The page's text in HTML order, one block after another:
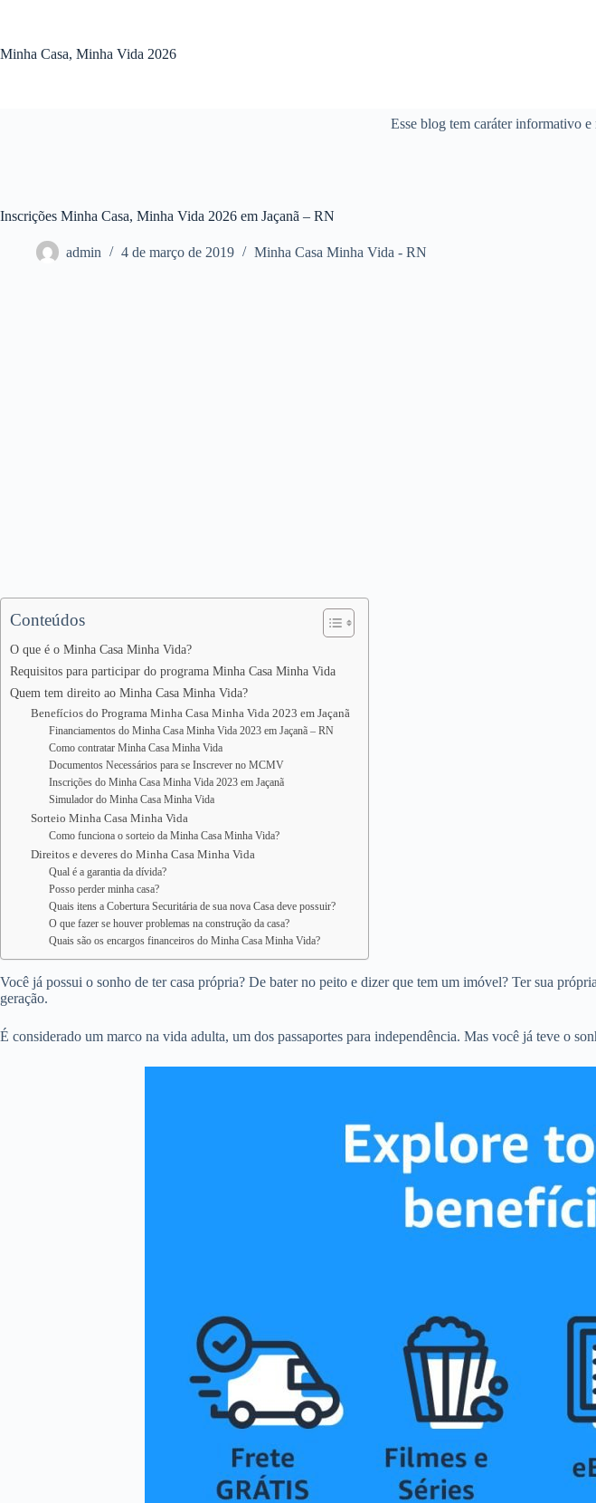
conteúdo
Minha Casa, Minha Vida 2026
Esse blog tem caráter informativo
Inscrições Minha Casa, Minha Vida 2026 em Jaçanã – RN
admin 4 de março de 2019 Minha Casa Minha Vida - RN
Conteúdos
O que é o Minha Casa Minha Vida?
Requisitos para participar do programa Minha Casa Minha Vida
Quem tem direito ao Minha Casa Minha Vida?
Benefícios do Programa Minha Casa Minha Vida 2023 em Jaçanã
Financiamentos do Minha Casa Minha Vida 2023 em Jaçanã – RN
Como contratar Minha Casa Minha Vida
Documentos Necessários para se Inscrever no MCMV
Inscrições do Minha Casa Minha Vida 2023 em Jaçanã
Simulador do Minha Casa Minha Vida
Sorteio Minha Casa Minha Vida
Como funciona o sorteio da Minha Casa Minha Vida?
Direitos e deveres do Minha Casa Minha Vida
Qual é a garantia da dívida?
Posso perder minha casa?
Quais itens a Cobertura Securitária de sua nova Casa deve possuir?
O que fazer se houver problemas na construção da casa?
Quais são os encargos financeiros do Minha Casa Minha Vida?
Você já possui o sonho de ter casa própria? De bater no peito e dizer que tem um imóvel? Ter sua
geração.
É considerado um marco na vida adulta, um dos passaportes para independência. Mas você já teve o